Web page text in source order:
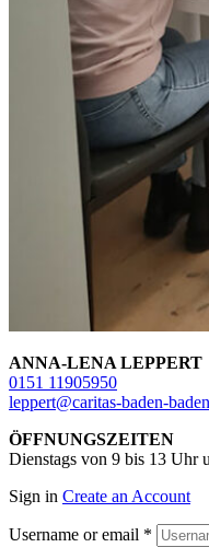
ANNA-LENA LEPPERT
0151 11905950
leppert@caritas-baden-
ÖFFNUNGSZEITEN
Dienstags von 9 bis 13 Uhr
Sign in Create an Account
Username or email *